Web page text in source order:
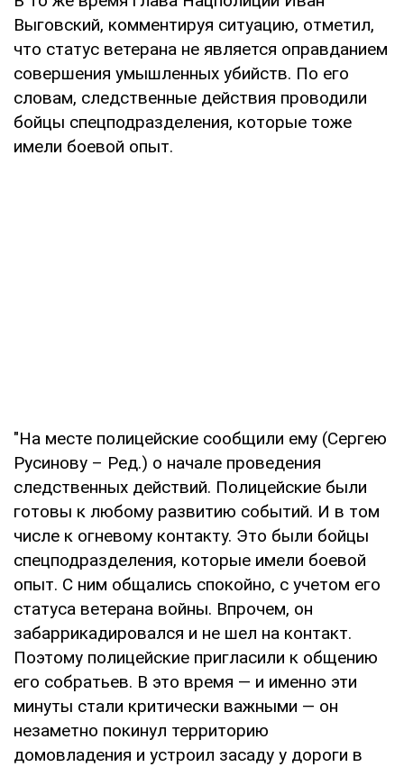
Выговский, комментируя ситуацию, отметил,
что статус ветерана не является оправданием
совершения умышленных убийств. По его
словам, следственные действия проводили
бойцы спецподразделения, которые тоже
имели боевой опыт.
"На месте полицейские сообщили ему (Сергею
Русинову – Ред.) о начале проведения
следственных действий. Полицейские были
готовы к любому развитию событий. И в том
числе к огневому контакту. Это были бойцы
спецподразделения, которые имели боевой
опыт. С ним общались спокойно, с учетом его
статуса ветерана войны. Впрочем, он
забаррикадировался и не шел на контакт.
Поэтому полицейские пригласили к общению
его собратьев. В это время — и именно эти
минуты стали критически важными — он
незаметно покинул территорию
домовладения и устроил засаду у дороги в